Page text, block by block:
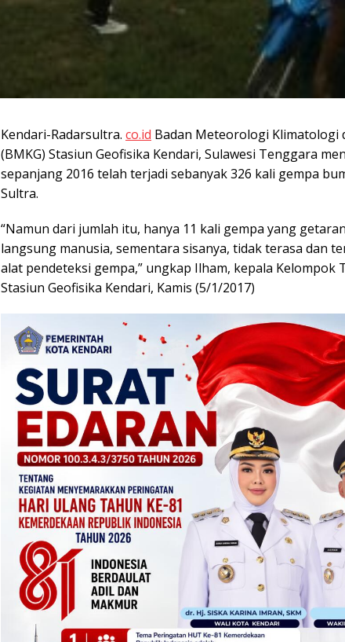
Kendari-Radarsultra. co.id Badan Meteorologi Klimatologi
(BMKG) Stasiun Geofisika Kendari, Sulawesi Tenggara
sepanjang 2016 telah terjadi sebanyak 326 kali gempa
Sultra.
“Namun dari jumlah itu, hanya 11 kali gempa yang
langsung manusia, sementara sisanya, tidak terasa dan
alat pendeteksi gempa,” ungkap Ilham, kepala Kelompok
Stasiun Geofisika Kendari, Kamis (5/1/2017)